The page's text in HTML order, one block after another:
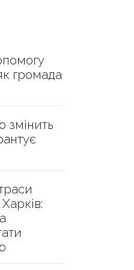
громада
змінить